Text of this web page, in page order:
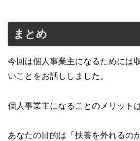
まとめ
今回は個人事業主になるためには
いことをお話ししました。
個人事業主になることのメリット
あなたの目的は「扶養を外れるの